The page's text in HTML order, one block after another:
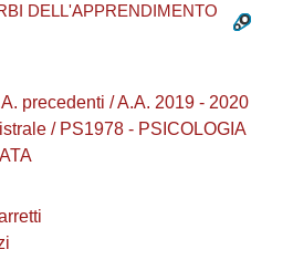
DELL'APPRENDIMENTO
precedenti / A.A. 2019 - 2020
/ PS1978 - PSICOLOGIA